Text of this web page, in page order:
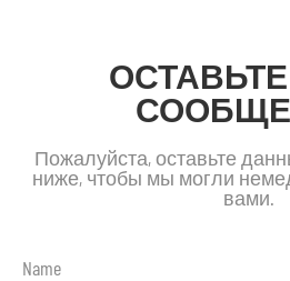
Пожалуйста, оставьте
ниже, чтобы мы могли
вами.
Name